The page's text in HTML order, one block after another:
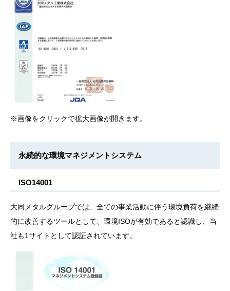
※画像をクリックで拡大画像が開きます。
永続的な環境マネジメントシステム
ISO14001
大同メタルグループでは、全ての事業活動に伴う環境負荷を継続
的に改善するツールとして、環境ISOが有効であると認識し、当
社も1サイトとして認証されています。